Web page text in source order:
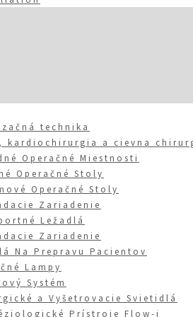
technika
kardiochirurgia a cievna
Operačné Miestnosti
Operačné Stoly
Operačné Stoly
Zariadenie
Ležadlá
Zariadenie
Na Prepravu Pacientov
Lampy
Systém
a Vyšetrovacie Svietidlá
Prístroje Flow-i